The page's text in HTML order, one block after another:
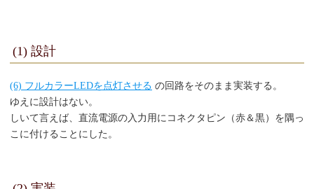
(1) 設計
(6) フルカラーLEDを点灯させる の回路をそのまま実装する。
ゆえに設計はない。
しいて言えば、直流電源の入力用にコネクタピン（赤＆黒）を隅っ
こに付けることにした。